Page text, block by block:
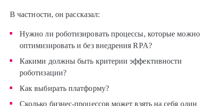
В частности, он рассказал:
Нужно ли роботизировать процессы, которые можно
оптимизировать и без внедрения RPA?
Какими должны быть критерии эффективности
роботизации?
Как выбирать платформу?
Сколько бизнес-процессов может взять на себя один